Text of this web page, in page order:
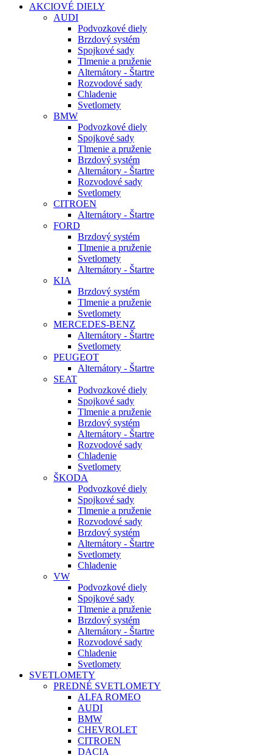
AKCIOVÉ DIELY
AUDI
Podvozkové diely
Brzdový systém
Spojkové sady
Tlmenie a pruženie
Alternátory - Štartre
Rozvodové sady
Chladenie
Svetlomety
BMW
Podvozkové diely
Spojkové sady
Tlmenie a pruženie
Brzdový systém
Alternátory - Štartre
Rozvodové sady
Svetlomety
CITROEN
Alternátory - Štartre
FORD
Brzdový systém
Tlmenie a pruženie
Svetlomety
Alternátory - Štartre
KIA
Brzdový systém
Tlmenie a pruženie
Svetlomety
MERCEDES-BENZ
Alternátory - Štartre
Svetlomety
PEUGEOT
Alternátory - Štartre
SEAT
Podvozkové diely
Spojkové sady
Tlmenie a pruženie
Brzdový systém
Alternátory - Štartre
Rozvodové sady
Chladenie
Svetlomety
ŠKODA
Podvozkové diely
Spojkové sady
Tlmenie a pruženie
Rozvodové sady
Brzdový systém
Alternátory - Štartre
Svetlomety
Chladenie
VW
Podvozkové diely
Spojkové sady
Tlmenie a pruženie
Brzdový systém
Alternátory - Štartre
Rozvodové sady
Chladenie
Svetlomety
SVETLOMETY
PREDNÉ SVETLOMETY
ALFA ROMEO
AUDI
BMW
CHEVROLET
CITROEN
DACIA